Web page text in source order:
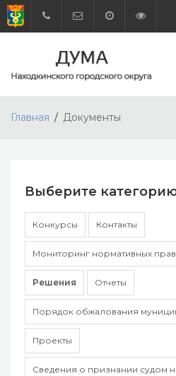
Главная Документы
Выберите
Конкурсы Контакты
Мониторинг нормативных
Решения Отчеты
Порядок обжалования
Проекты
Сведения о признании судом